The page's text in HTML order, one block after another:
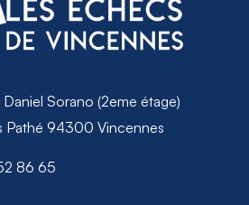
Daniel Sorano (2eme étage)
Pathé 94300 Vincennes
86 65